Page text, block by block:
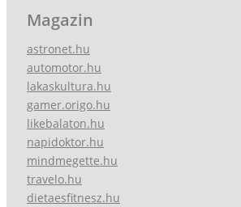
Magazin
astronet.hu
automotor.hu
lakaskultura.hu
gamer.origo.hu
likebalaton.hu
napidoktor.hu
mindmegette.hu
travelo.hu
dietaesfitnesz.hu